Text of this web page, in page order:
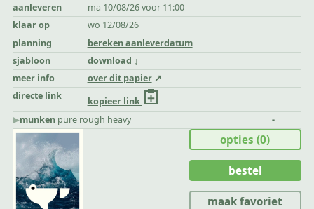
aanleveren
ma 10/08/26 voor 11:00
klaar op
wo 12/08/26
planning
bereken aanleverdatum
sjabloon
download
meer info
over dit papier
directe link
kopieer link
▶︎munken pure rough heavy -
opties(0)
bestel
maak favoriet